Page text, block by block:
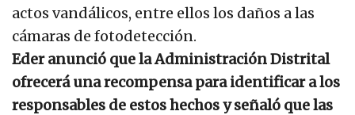
actos vandálicos, entre ellos los daños a las
cámaras de fotodetección.
Eder anunció que la Administración Distrital
ofrecerá una recompensa para identificar a los
responsables de estos hechos y señaló que las